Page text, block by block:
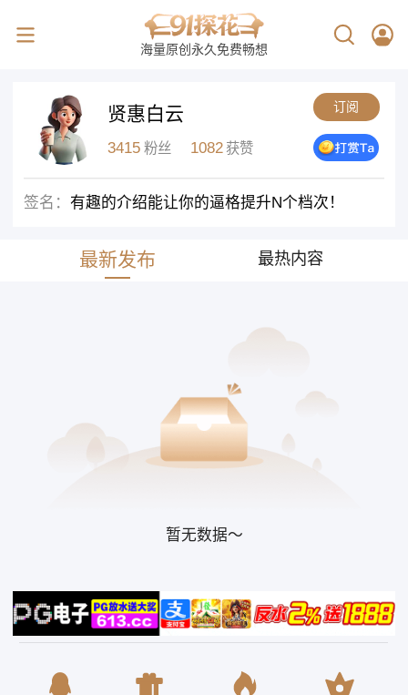
海量原创永久免费畅想
贤惠白云 订阅
3415 粉丝 1082 获赞
签名： 有趣的介绍能让你的逼格提升N个档次！
最新发布 最热内容
暂无数据～